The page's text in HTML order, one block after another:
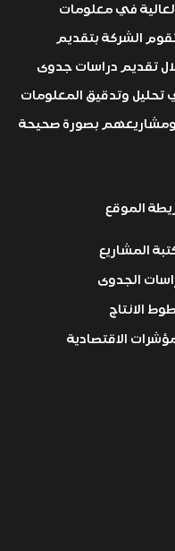
في معلومات
الشركة بتقديم
تقديم دراسات جدوى
وتدقيق المعلومات
ومشاريعهم بصورة صحيحة
الموقع
المشاريع
الجدوى
الانتاج
الاقتصادية